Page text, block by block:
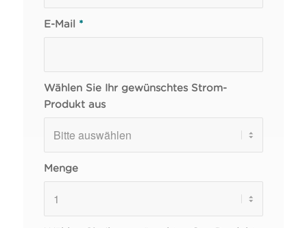
E-Mail *
Wählen Sie Ihr gewünschtes Strom-
Produkt aus
Menge